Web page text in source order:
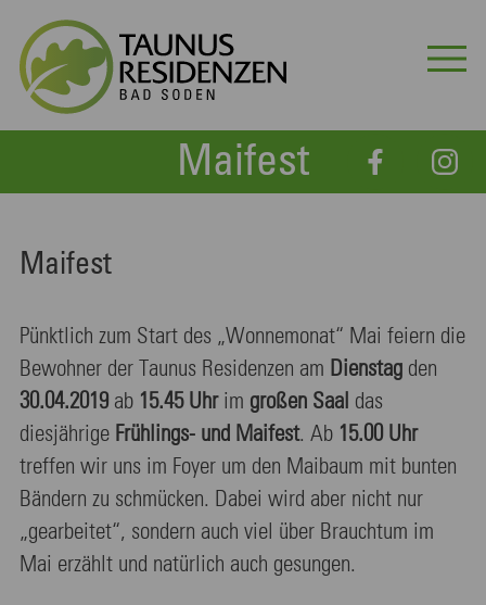
Maifest
Maifest
Pünktlich zum Start des „Wonnemonat“ Mai feiern die
Bewohner der Taunus Residenzen am Dienstag den
30.04.2019 ab 15.45 Uhrim großen Saal das
diesjährige Frühlings- und Maifest. Ab 15.00 Uhr
treffen wir uns im Foyer um den Maibaum mit bunten
Bändern zu schmücken. Dabei wird aber nicht nur
„gearbeitet“, sondern auch viel über Brauchtum im
Mai erzählt und natürlich auch gesungen.